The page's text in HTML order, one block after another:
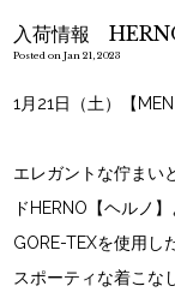
入荷情報
Posted on Jan 21, 2023
1月21日（土）【
エレガントな佇まい
ドHERNO【ヘルノ】
GORE-TEXを使用し
スポーティな着こな